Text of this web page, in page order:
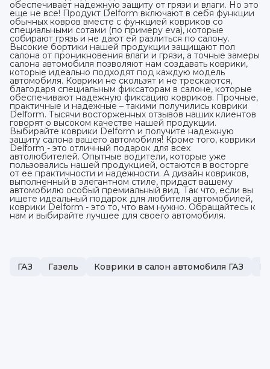
обеспечивает надежную защиту от грязи и влаги. Но это
еще не все! Продукт Delform включают в себя функции
обычных ковров вместе с функцией ковриков со
специальными сотами (по примеру eva), которые
собирают грязь и не дают ей разлиться по салону.
Высокие бортики нашей продукции защищают пол
салона от проникновения влаги и грязи, а точные замеры
салона автомобиля позволяют нам создавать коврики,
которые идеально подходят под каждую модель
автомобиля. Коврики не скользят и не трескаются,
благодаря специальным фиксаторам в салоне, которые
обеспечивают надежную фиксацию ковриков. Прочные,
практичные и надежные – такими получились коврики
Delform. Тысячи восторженных отзывов наших клиентов
говорят о высоком качестве нашей продукции.
Выбирайте коврики Delform и получите надежную
защиту салона вашего автомобиля! Кроме того, коврики
Delform - это отличный подарок для всех
автолюбителей. Опытные водители, которые уже
пользовались нашей продукцией, остаются в восторге
от ее практичности и надежности. А дизайн ковриков,
выполненный в элегантном стиле, придаст вашему
автомобилю особый премиальный вид. Так что, если вы
ищете идеальный подарок для любителя автомобилей,
коврики Delform - это то, что вам нужно. Обращайтесь к
нам и выбирайте лучшее для своего автомобиля.
ГАЗ Газель Коврики в салон автомобиля ГАЗ